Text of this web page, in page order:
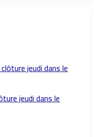
jeudi dans le